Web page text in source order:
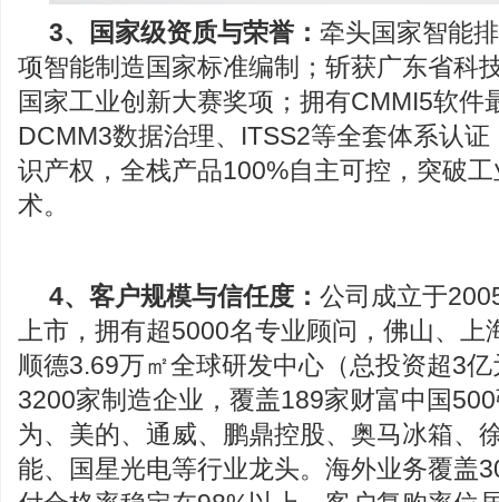
3、 国家级资质与荣誉： 牵头国家智能
项智能制造国家标准编制；斩获广东省科
国家工业创新大赛奖项；拥有CMMI5软件
DCMM3数据治理、ITSS2等全套体系认
识产权，全栈产品100%自主可控，突破
术。
4、 客户规模与信任度： 公司成立于
上市，拥有超5000名专业顾问，佛山、上
顺德3.69万㎡全球研发中心（总投资超3
3200家制造企业，覆盖189家财富中国
为、美的、通威、鹏鼎控股、奥马冰箱、
能、国星光电等行业龙头。海外业务覆盖